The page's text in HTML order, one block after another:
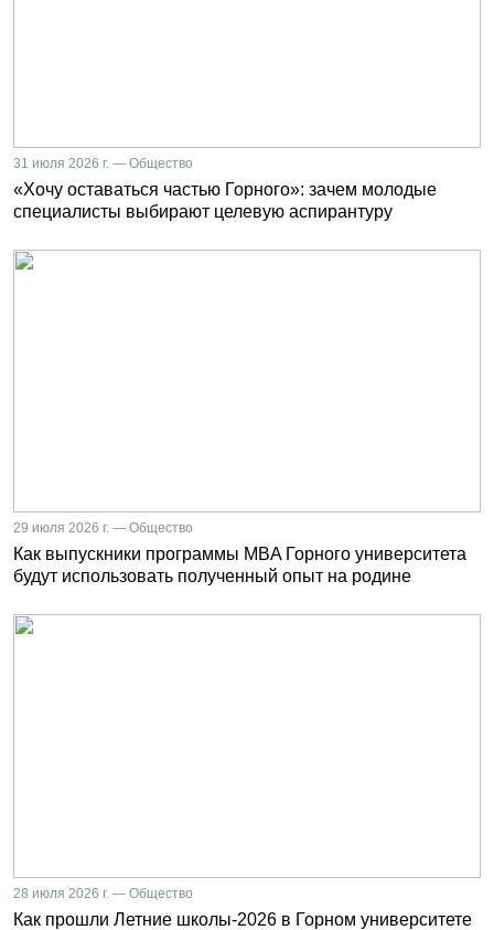
31 июля 2026 г. — Общество
«Хочу оставаться частью Горного»: зачем молодые
специалисты выбирают целевую аспирантуру
29 июля 2026 г. — Общество
Как выпускники программы MBA Горного университета
будут использовать полученный опыт на родине
28 июля 2026 г. — Общество
Как прошли Летние школы-2026 в Горном университете